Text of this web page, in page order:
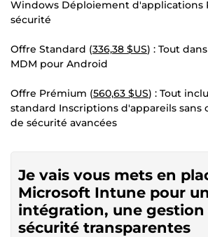
Windows Déploiement d'applications
sécurité
Offre Standard (336,38 $US) : Tout
MDM pour Android
Offre Prémium (560,63 $US) : Tout
standard Inscriptions d'appareils sans
de sécurité avancées
Je vais vous mets en
Microsoft Intune pour
intégration, une gestion
sécurité transparentes